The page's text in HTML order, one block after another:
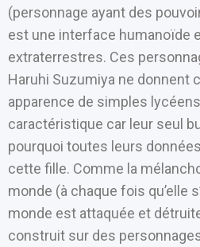
(personnage ayant des
est une interface humanoïde
extraterrestres. Ces
Haruhi Suzumiya ne donnent
apparence de simples
caractéristique car leur seul
pourquoi toutes leurs
cette fille. Comme la
monde (à chaque fois qu’elle
monde est attaquée et
construit sur des